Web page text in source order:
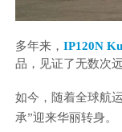
多年来， IP120N
品，见证了无数次
如今，随着全球航运智能化、轻量化需求的升级，经典的“传
承”迎来华丽转身。